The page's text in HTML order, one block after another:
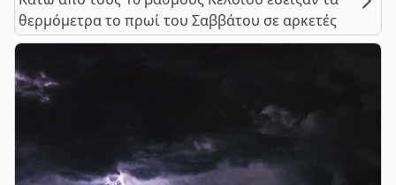
θερμόμετρα το πρωί του Σαββάτου σε αρκετές